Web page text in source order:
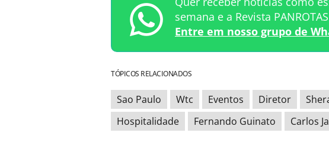
semana e a Revista
Entre em nosso grupo de
TÓPICOS RELACIONADOS
Sao Paulo Wtc Eventos Diretor
Hospitalidade
Fernando Guinato Carlos